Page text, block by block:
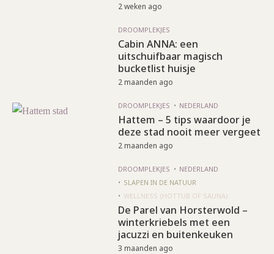
2 weken ago
DROOMPLEKJES
Cabin ANNA: een
uitschuifbaar magisch
bucketlist huisje
2 maanden ago
DROOMPLEKJES NEDERLAND
Hattem – 5 tips waardoor je
deze stad nooit meer vergeet
2 maanden ago
DROOMPLEKJES
NEDERLAND
SLAPEN IN DE NATUUR
WELLNESS (HOTTUB OF SAUNA)
De Parel van Horsterwold –
winterkriebels met een
jacuzzi en buitenkeuken
3 maanden ago